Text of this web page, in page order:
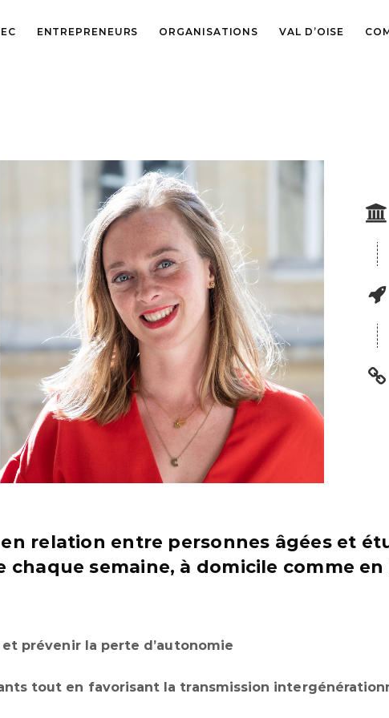
ENTREPRENEURS ORGANISATIONS VAL D’OISE
relation entre personnes âgées et
semaine, à domicile comme en
prévenir la perte d’autonomie
tout en favorisant la transmission